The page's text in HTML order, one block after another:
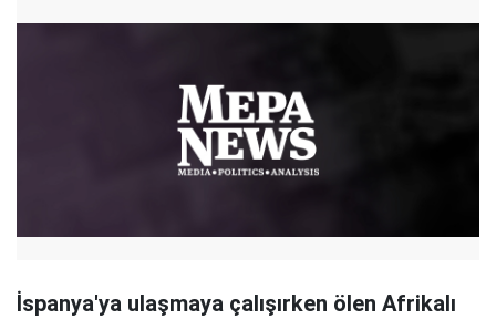
İspanya'ya ulaşmaya çalışırken ölen Afrikalı